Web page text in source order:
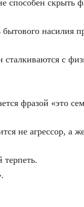
способен скрыть
бытового насилия
с
фразой «это
не агрессор, а
терпеть.